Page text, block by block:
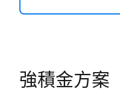
強積金方案